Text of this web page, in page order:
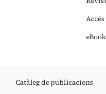
Catàleg de publicacions